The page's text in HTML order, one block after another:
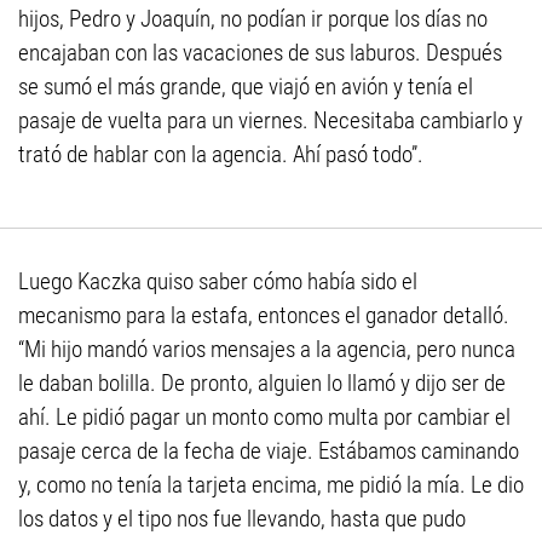
hijos, Pedro y Joaquín, no podían ir porque los días no
encajaban con las vacaciones de sus laburos. Después
se sumó el más grande, que viajó en avión y tenía el
pasaje de vuelta para un viernes. Necesitaba cambiarlo y
trató de hablar con la agencia. Ahí pasó todo”.
Luego Kaczka quiso saber cómo había sido el
mecanismo para la estafa, entonces el ganador detalló.
“Mi hijo mandó varios mensajes a la agencia, pero nunca
le daban bolilla. De pronto, alguien lo llamó y dijo ser de
ahí. Le pidió pagar un monto como multa por cambiar el
pasaje cerca de la fecha de viaje. Estábamos caminando
y, como no tenía la tarjeta encima, me pidió la mía. Le dio
los datos y el tipo nos fue llevando, hasta que pudo